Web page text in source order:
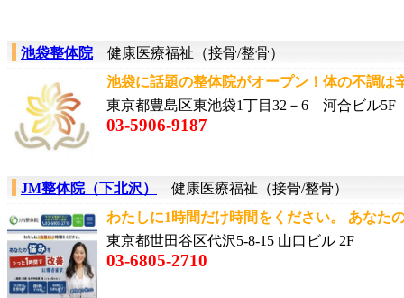
池袋整体院健康医療福祉（接骨/整骨）
池袋に話題の整体院がオープン！体の不調は
東京都豊島区東池袋1丁目32－6 河合ビル5F
03-5906-9187
JM整体院（下北沢）
健康医療福祉（接骨/整骨）
わたしに1時間だけ時間をください。 あなた
東京都世田谷区代沢5-8-15 山口ビル 2F
03-6805-2710